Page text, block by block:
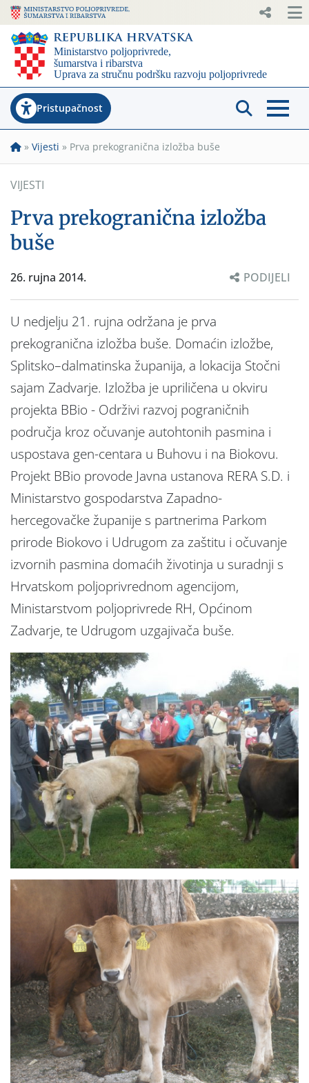
Pristupačnost
» Vijesti » Prva prekogranična izložba buše
VIJESTI
Prva prekogranična izložba
buše
26. rujna 2014. PODIJELI
U nedjelju 21. rujna održana je prva
prekogranična izložba buše. Domaćin izložbe,
Splitsko–dalmatinska županija, a lokacija Stočni
sajam Zadvarje. Izložba je upriličena u okviru
projekta BBio - Održivi razvoj pograničnih
područja kroz očuvanje autohtonih pasmina i
uspostava gen-centara u Buhovu i na Biokovu.
Projekt BBio provode Javna ustanova RERA S.D. i
Ministarstvo gospodarstva Zapadno-
hercegovačke županije s partnerima Parkom
prirode Biokovo i Udrugom za zaštitu i očuvanje
izvornih pasmina domaćih životinja u suradnji s
Hrvatskom poljoprivrednom agencijom,
Ministarstvom poljoprivrede RH, Općinom
Zadvarje, te Udrugom uzgajivača buše.